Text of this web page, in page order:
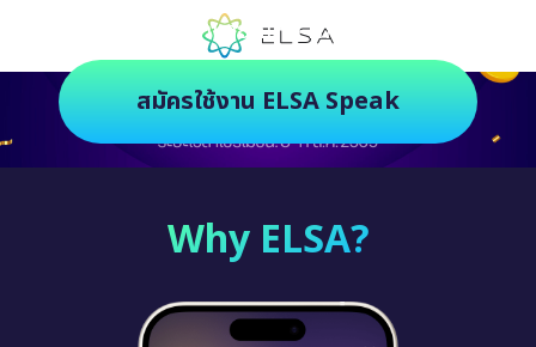
ตัวช่วยฝึกภาษายุคใหม่ ฝึกสนุกยิ่งกว่า
สมัครใช้งาน ELSA Speak
Why ELSA?